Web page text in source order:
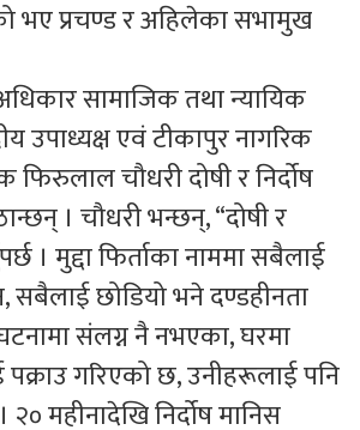
भए प्रचण्ड र अहिलेका सभामुख
सामाजिक तथा न्यायिक
उपाध्यक्ष एवं टीकापुर नागरिक
चौधरी दोषी र निर्दोष
। चौधरी भन्छन्, “दोषी र
। मुद्दा फिर्ताका नाममा सबैलाई
छोडियो भने दण्डहीनता
संलग्न नै नभएका, घरमा
गरिएको छ, उनीहरूलाई पनि
महीनादेखि निर्दोष मानिस